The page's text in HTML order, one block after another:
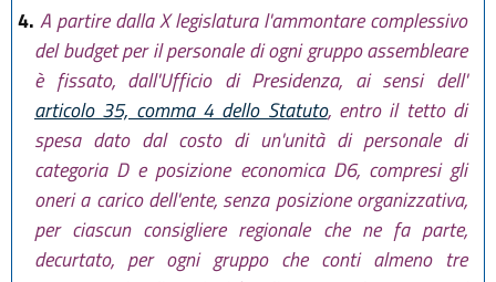
4. A partire dalla X legislatura l'ammontare complessivo
del budget per il personale di ogni gruppo assembleare
è fissato, dall'Ufficio di Presidenza, ai sensi dell'
articolo 35, comma 4 dello Statuto, entro il tetto di
spesa dato dal costo di un'unità di personale di
categoria D e posizione economica D6, compresi gli
oneri a carico dell'ente, senza posizione organizzativa,
per ciascun consigliere regionale che ne fa parte,
decurtato, per ogni gruppo che conti almeno tre